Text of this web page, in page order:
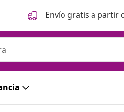
Envío gratis a partir